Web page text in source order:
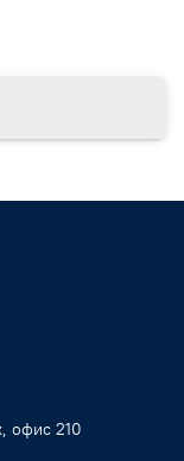
офис 210